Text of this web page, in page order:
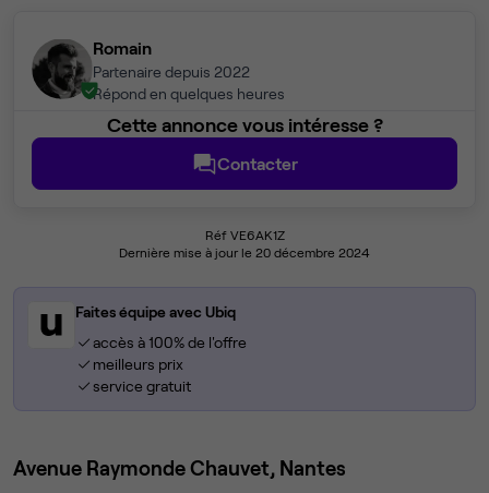
Romain
Partenaire depuis 2022
Répond en quelques heures
Cette annonce vous intéresse ?
Contacter
Réf VE6AK1Z
Dernière mise à jour le 20 décembre 2024
Faites équipe avec Ubiq
accès à 100% de l'offre
meilleurs prix
service gratuit
Avenue Raymonde Chauvet, Nantes